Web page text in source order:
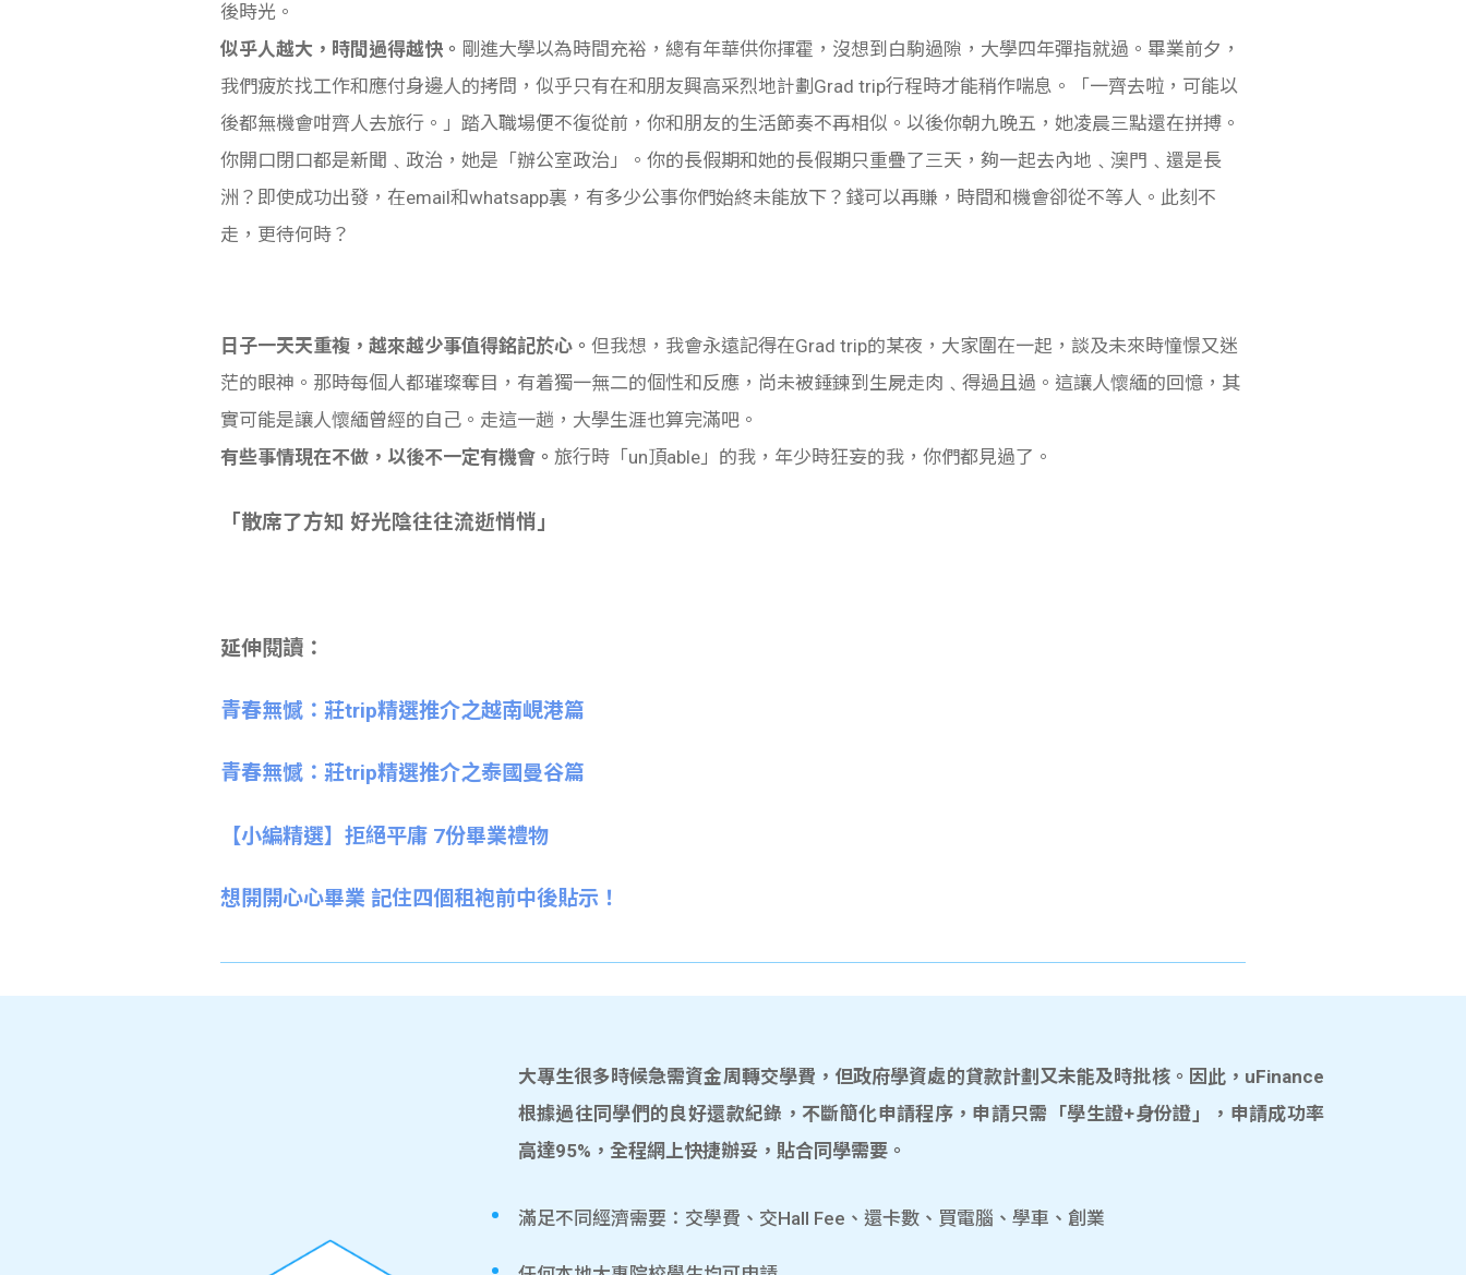
後時光。
似乎人越大，時間過得越快。 剛進大學以為時間充裕，總有年華供你揮霍，沒想到白駒過隙，大學四年彈指就過。畢業前夕，
我們疲於找工作和應付身邊人的拷問，似乎只有在和朋友興高采烈地計劃Grad trip行程時才能稍作喘息。「一齊去啦，可能以
後都無機會咁齊人去旅行。」踏入職場便不復從前，你和朋友的生活節奏不再相似。以後你朝九晚五，她凌晨三點還在拼搏。
你開口閉口都是新聞﹑政治，她是「辦公室政治」。你的長假期和她的長假期只重疊了三天，夠一起去內地﹑澳門﹑還是長
洲？即使成功出發，在email和whatsapp裏，有多少公事你們始終未能放下？錢可以再賺，時間和機會卻從不等人。此刻不
走，更待何時？
日子一天天重複，越來越少事值得銘記於心。 但我想，我會永遠記得在Grad trip的某夜，大家圍在一起，談及未來時憧憬又迷
茫的眼神。那時每個人都璀璨奪目，有着獨一無二的個性和反應，尚未被錘鍊到生屍走肉﹑得過且過。這讓人懷緬的回憶，其
實可能是讓人懷緬曾經的自己。走這一趟，大學生涯也算完滿吧。
有些事情現在不做，以後不一定有機會。 旅行時「un頂able」的我，年少時狂妄的我，你們都見過了。
「散席了方知 好光陰往往流逝悄悄」
延伸閱讀：
青春無憾：莊trip精選推介之越南峴港篇
青春無憾：莊trip精選推介之泰國曼谷篇
【小編精選】拒絕平庸 7份畢業禮物
想開開心心畢業 記住四個租袍前中後貼示！
大專生很多時候急需資金周轉交學費，但政府學資處的貸款計劃又未能及時批核。因此，uFinance
根據過往同學們的良好還款紀錄，不斷簡化申請程序，申請只需「學生證+身份證」，申請成功率
高達95%，全程網上快捷辦妥，貼合同學需要。
滿足不同經濟需要：交學費、交Hall Fee、還卡數、買電腦、學車、創業